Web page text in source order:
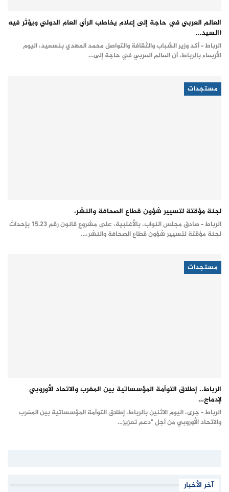
العالم العربي في حاجة إلى إعلام يخاطب الرأي العام الدولي ويؤثر فيه
(السيد…
الرباط - أكد وزير الشباب والثقافة والتواصل محمد المهدي بنسعيد، اليوم
الأربعاء بالرباط، أن العالم العربي في حاجة إلى…
مستجدات
لجنة مؤقتة لتسيير شؤون قطاع الصحافة والنشر،
الرباط - صادق مجلس النواب، بالأغلبية، على مشروع قانون رقم 15.23 بإحداث
لجنة مؤقتة لتسيير شؤون قطاع الصحافة والنشر،…
مستجدات
الرباط.. إطلاق التوأمة المؤسساتية بين المغرب والاتحاد الأوروبي
لإدماج…
الرباط - جرى، اليوم الاثنين بالرباط، إطلاق التوأمة المؤسساتية بين المغرب
والاتحاد الأوروبي من أجل "دعم تعزيز…
آخر الأخبار